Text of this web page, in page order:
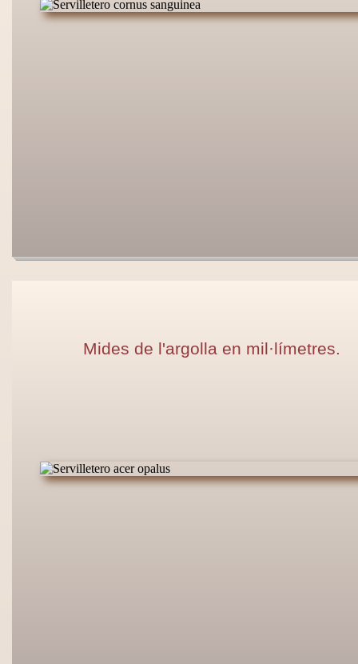
Mides de l'argolla en mil·límetres.